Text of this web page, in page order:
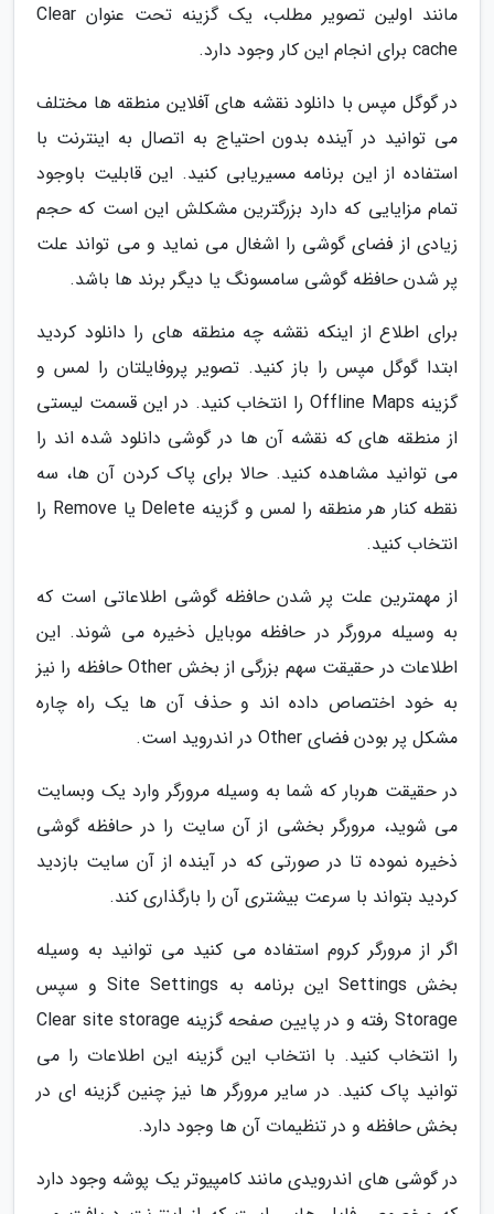
مانند اولین تصویر مطلب، یک گزینه تحت عنوان Clear
cache برای انجام این کار وجود دارد.
در گوگل مپس با دانلود نقشه های آفلاین منطقه ها مختلف
می توانید در آینده بدون احتیاج به اتصال به اینترنت با
استفاده از این برنامه مسیریابی کنید. این قابلیت باوجود
تمام مزایایی که دارد بزرگترین مشکلش این است که حجم
زیادی از فضای گوشی را اشغال می نماید و می تواند علت
پر شدن حافظه گوشی سامسونگ یا دیگر برند ها باشد.
برای اطلاع از اینکه نقشه چه منطقه های را دانلود کردید
ابتدا گوگل مپس را باز کنید. تصویر پروفایلتان را لمس و
گزینه Offline Maps را انتخاب کنید. در این قسمت لیستی
از منطقه های که نقشه آن ها در گوشی دانلود شده اند را
می توانید مشاهده کنید. حالا برای پاک کردن آن ها، سه
نقطه کنار هر منطقه را لمس و گزینه Delete یا Remove را
انتخاب کنید.
از مهمترین علت پر شدن حافظه گوشی اطلاعاتی است که
به وسیله مرورگر در حافظه موبایل ذخیره می شوند. این
اطلاعات در حقیقت سهم بزرگی از بخش Other حافظه را نیز
به خود اختصاص داده اند و حذف آن ها یک راه چاره
مشکل پر بودن فضای Other در اندروید است.
در حقیقت هربار که شما به وسیله مرورگر وارد یک وبسایت
می شوید، مرورگر بخشی از آن سایت را در حافظه گوشی
ذخیره نموده تا در صورتی که در آینده از آن سایت بازدید
کردید بتواند با سرعت بیشتری آن را بارگذاری کند.
اگر از مرورگر کروم استفاده می کنید می توانید به وسیله
بخش Settings این برنامه به Site Settings و سپس
Storage رفته و در پایین صفحه گزینه Clear site storage
را انتخاب کنید. با انتخاب این گزینه این اطلاعات را می
توانید پاک کنید. در سایر مرورگر ها نیز چنین گزینه ای در
بخش حافظه و در تنظیمات آن ها وجود دارد.
در گوشی های اندرویدی مانند کامپیوتر یک پوشه وجود دارد